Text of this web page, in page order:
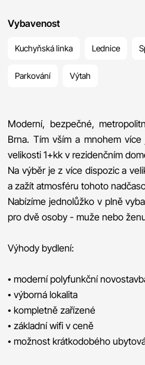
Vybavenost
Kuchyňská linka Lednice
Parkování Výtah
Moderní, bezpečné,
Brna. Tím vším a mnohem
velikosti 1+kk v rezidenčním
Na výběr je z více dispozic a
a zažít atmosféru tohoto
Nabízíme jednolůžko v plně
pro dvě osoby - muže nebo
Výhody bydlení:
• moderní polyfunkční
• výborná lokalita
• kompletně zařízené
• základní wifi v ceně
• možnost krátkodobého